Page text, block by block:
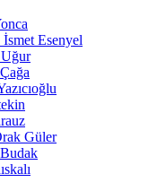
Esenyel
Güler